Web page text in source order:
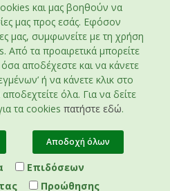
και μας βοηθούν να
μας προς εσάς. Εφόσον
μας, συμφωνείτε με τη χρήση
Από τα προαιρετικά μπορείτε
αποδέχεστε και να κάνετε
ή να κάνετε κλικ στο
όλα. Για να δείτε
τα cookies πατήστε εδώ.
Αποδοχή όλων
Επιδόσεων
Προώθησης